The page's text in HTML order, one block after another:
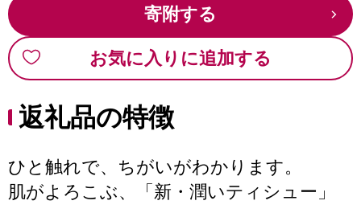
寄附する
お気に入りに追加する
返礼品の特徴
ひと触れで、ちがいがわかります。
肌がよろこぶ、「新・潤いティシュー」